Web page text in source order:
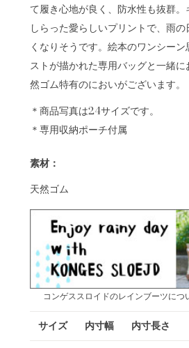
て履き心地が良く、防水性も抜群
しらった愛らしいプリントで、雨
くなりそうです。絵本のワンシー
ストが描かれた専用バッグと一緒
然ゴム特有のにおいがございます。
＊商品写真は24サイズです。
＊専用収納ポーチ付属
素材：
天然ゴム
コンゲススロイドのレインブーツに
サイズ 内寸幅 内寸長さ